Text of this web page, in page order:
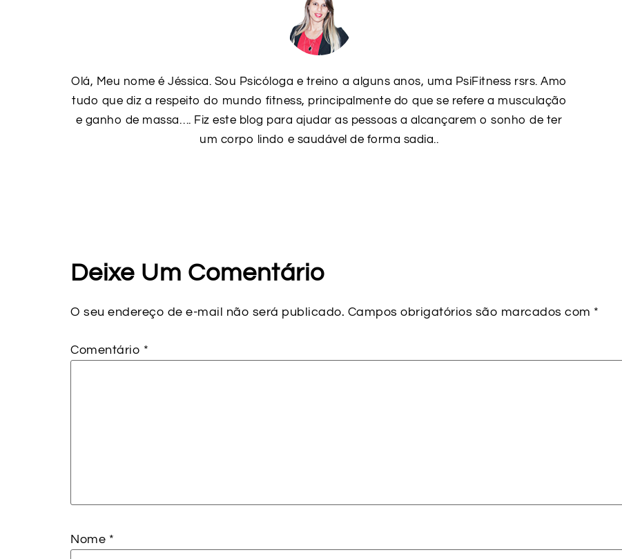
Olá, Meu nome é Jéssica. Sou Psicóloga e treino a alguns anos, uma PsiFitness rsrs. Amo
tudo que diz a respeito do mundo fitness, principalmente do que se refere a musculação
e ganho de massa…. Fiz este blog para ajudar as pessoas a alcançarem o sonho de ter
um corpo lindo e saudável de forma sadia..
Deixe Um Comentário
O seu endereço de e-mail não será publicado. Campos obrigatórios são marcados com *
Comentário *
Nome *